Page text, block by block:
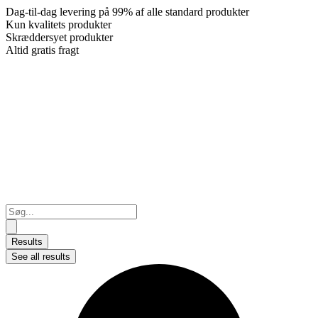
Dag-til-dag levering på 99% af alle standard produkter
Kun kvalitets produkter
Skræddersyet produkter
Altid gratis fragt
Search
...
Results
See all results